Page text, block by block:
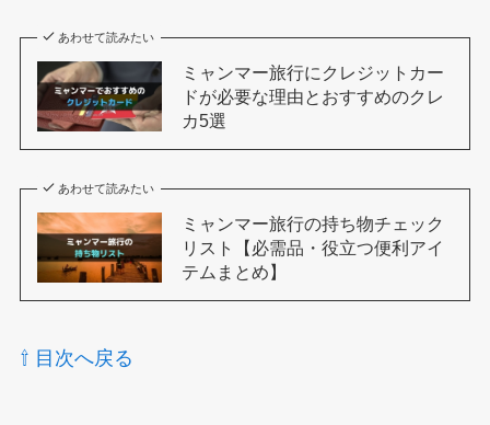
あわせて読みたい
ミャンマー旅行にクレジットカー
ドが必要な理由とおすすめのクレ
カ5選
あわせて読みたい
ミャンマー旅行の持ち物チェック
リスト【必需品・役立つ便利アイ
テムまとめ】
⇧ 目次へ戻る